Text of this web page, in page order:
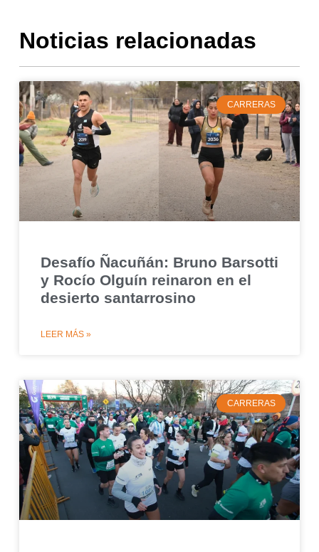
Noticias relacionadas
CARRERAS
Desafío Ñacuñán: Bruno Barsotti
y Rocío Olguín reinaron en el
desierto santarrosino
LEER MÁS »
CARRERAS